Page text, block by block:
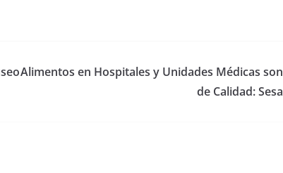
Alimentos en Hospitales y Unidades Médicas son
de Calidad: Sesa